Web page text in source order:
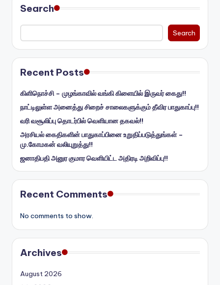
Search
Search
Recent Posts
கிளிநொச்சி – முழங்காவில் வங்கி கிளையில் இருவர் கைது!!
நாட்டிலுள்ள அனைத்து சிறைச் சாலைகளுக்கும் தீவிர பாதுகாப்பு!!
வரி வசூலிப்பு தொடர்பில் வெளியான தகவல்!!
அரசியல் கைதிகளின் பாதுகாப்பினை உறுதிப்படுத்துங்கள் –
மு.கோமகன் வலியுறுத்து!!
ஜனாதிபதி அனுர குமார வெளியிட்ட அதிரடி அறிவிப்பு!!
Recent Comments
No comments to show.
Archives
August 2026